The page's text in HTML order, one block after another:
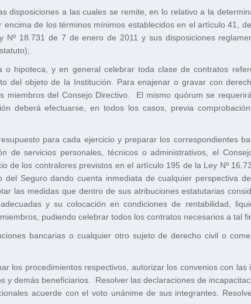
disposiciones a las cuales se remite, en lo relativo a la
de los términos mínimos establecidos en el artículo 41,
18.731 de 7 de enero de 2011 y sus disposiciones
hipoteca, y en general celebrar toda clase de contratos
del objeto de la Institución. Para enajenar o gravar con
del Consejo Directivo. El mismo quórum se
deberá efectuarse, en todos los casos, previa
para cada ejercicio y preparar los correspondientes
de servicios personales, técnicos o administrativos, el
los contralores previstos en el artículo 195 de la Ley Nº
Seguro dando cuenta inmediata de cualquier perspectiva
las medidas que dentro de sus atribuciones estatutarias
y su colocación en condiciones de rentabilidad,
pudiendo celebrar todos los contratos necesarios a tal
bancarias o cualquier otro sujeto de derecho civil o
los procedimientos respectivos, autorizar los convenios con las
y demás beneficiarios. Resolver las declaraciones de
acuerde con el voto unánime de sus integrantes.